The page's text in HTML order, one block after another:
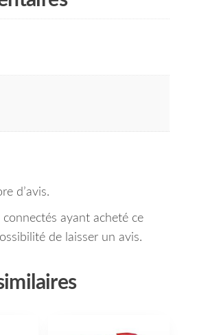
d’avis.
connectés ayant acheté ce
de laisser un avis.